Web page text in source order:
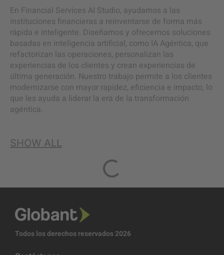
En Financial Services AI Studio, ayudamos a las
instituciones financieras a reinventarse de forma más
rápida e inteligente. Diseñamos y ofrecemos soluciones
basadas en inteligencia artificial, como IA Agéntica, que
refactorizan las operaciones, personalizan las
experiencias de los clientes y crean experiencias de
última generación. Nuestro trabajo permite a los clientes
modernizarse con mayor rapidez, eficiencia e impacto, lo
que les ayuda a liderar la era de la transformación
agéntica.
SHOW ALL
Todos los derechos reservados 2026